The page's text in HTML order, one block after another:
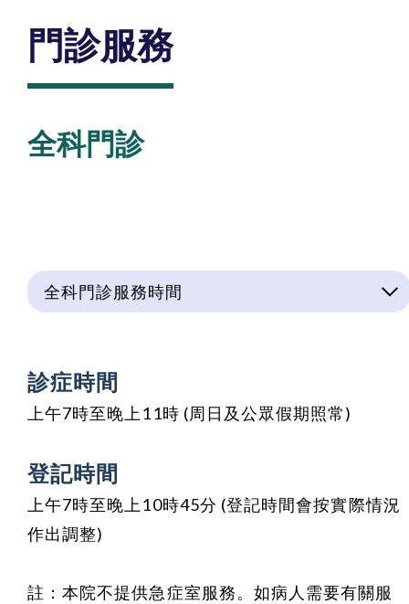
門診服務
全科門診
全科門診服務時間
診症時間
上午7時至晚上11時 (周日及公眾假期照常)
登記時間
上午7時至晚上10時45分 (登記時間會按實際情況
作出調整)
註：本院不提供急症室服務。如病人需要有關服